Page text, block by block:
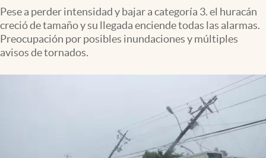
Infotechnology
Clase
Pese a perder intensidad y bajar a categoría 3. el huracán
creció de tamaño y su llegada enciende todas las alarmas.
Preocupación por posibles inundaciones y múltiples
avisos de tornados.